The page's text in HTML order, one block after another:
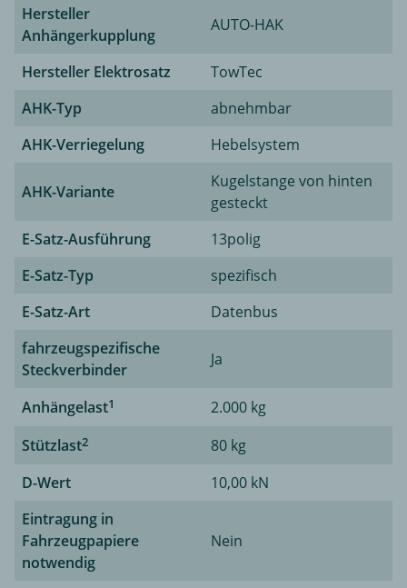
Hersteller
Anhängerkupplung
AUTO-HAK
Hersteller Elektrosatz
TowTec
AHK-Typ
abnehmbar
AHK-Verriegelung
Hebelsystem
AHK-Variante
Kugelstange von hinten
gesteckt
E-Satz-Ausführung
13polig
E-Satz-Typ
spezifisch
E-Satz-Art
Datenbus
fahrzeugspezifische
Steckverbinder
Ja
Anhängelast1
2.000 kg
Stützlast2
80 kg
D-Wert
10,00 kN
Eintragung in
Fahrzeugpapiere
notwendig
Nein